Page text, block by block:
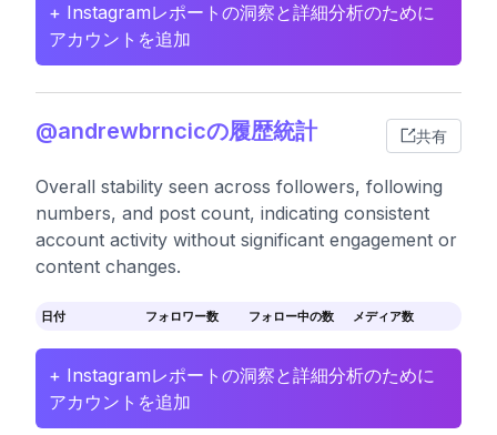
+ Instagramレポートの洞察と詳細分析のために
アカウントを追加
@andrewbrncicの履歴統計 共有
Overall stability seen across followers, following
numbers, and post count, indicating consistent
account activity without significant engagement or
content changes.
日付 フォロワー数 フォロー中の数 メディア数
+ Instagramレポートの洞察と詳細分析のために
アカウントを追加